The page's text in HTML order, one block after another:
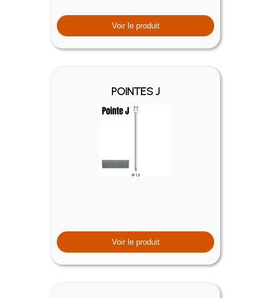
Voir le produit
POINTES J
Voir le produit